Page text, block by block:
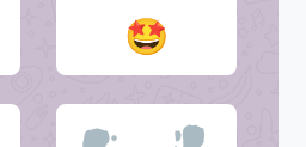
🤩